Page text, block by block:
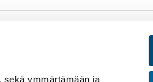
sekä ymmärtämään ja
LinkedIn